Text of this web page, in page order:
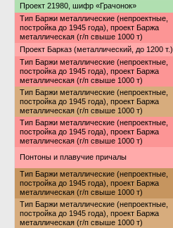
Проект 21980, шифр «Грачонок»
Тип Баржи металлические (непроектные,
постройка до 1945 года), проект Баржа
металлическая (г/п свыше 1000 т)
Проект Барказ (металлический, до 1200 т.)
Тип Баржи металлические (непроектные,
постройка до 1945 года), проект Баржа
металлическая (г/п свыше 1000 т)
Тип Баржи металлические (непроектные,
постройка до 1945 года), проект Баржа
металлическая (г/п свыше 1000 т)
Тип Баржи металлические (непроектные,
постройка до 1945 года), проект Баржа
металлическая (г/п свыше 1000 т)
Понтоны и плавучие причалы
Тип Баржи металлические (непроектные,
постройка до 1945 года), проект Баржа
металлическая (г/п свыше 1000 т)
Тип Баржи металлические (непроектные,
постройка до 1945 года), проект Баржа
металлическая (г/п свыше 1000 т)